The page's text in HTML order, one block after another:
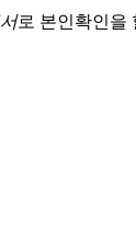
로 본인확인을